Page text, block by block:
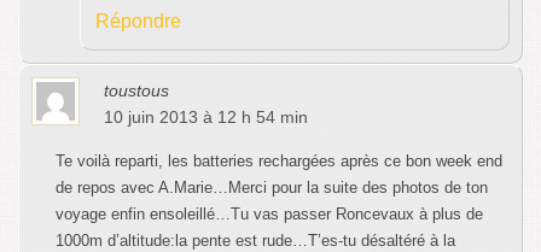
Répondre
toustous
10 juin 2013 à 12 h 54 min
Te voilà reparti, les batteries rechargées après ce bon week end
de repos avec A.Marie…Merci pour la suite des photos de ton
voyage enfin ensoleillé…Tu vas passer Roncevaux à plus de
1000m d’altitude:la pente est rude…T’es-tu désaltéré à la